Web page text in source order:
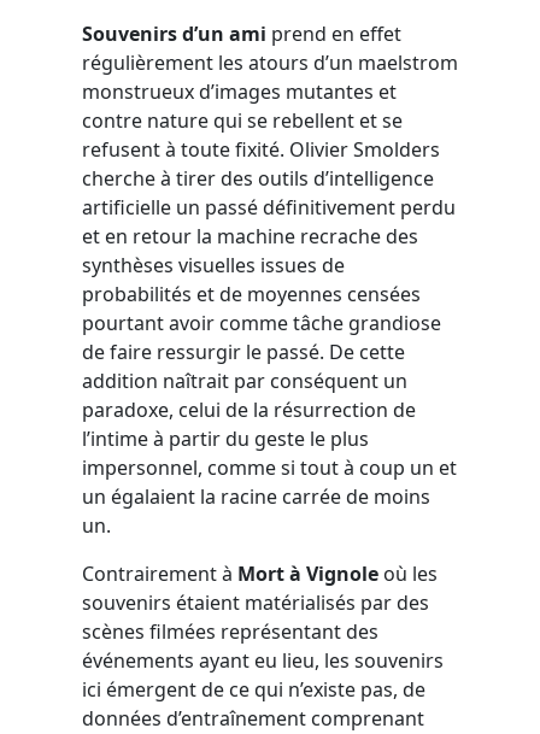
Souvenirs d’un ami prend en effet
régulièrement les atours d’un maelstrom
monstrueux d’images mutantes et
contre nature qui se rebellent et se
refusent à toute fixité. Olivier Smolders
cherche à tirer des outils d’intelligence
artificielle un passé définitivement perdu
et en retour la machine recrache des
synthèses visuelles issues de
probabilités et de moyennes censées
pourtant avoir comme tâche grandiose
de faire ressurgir le passé. De cette
addition naîtrait par conséquent un
paradoxe, celui de la résurrection de
l’intime à partir du geste le plus
impersonnel, comme si tout à coup un et
un égalaient la racine carrée de moins
un.
Contrairement à Mort à Vignole où les
souvenirs étaient matérialisés par des
scènes filmées représentant des
événements ayant eu lieu, les souvenirs
ici émergent de ce qui n’existe pas, de
données d’entraînement comprenant